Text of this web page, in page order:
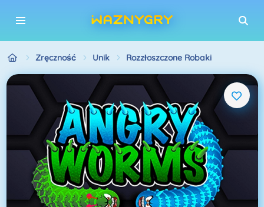
Zręczność Unik Rozzłoszczone Robaki